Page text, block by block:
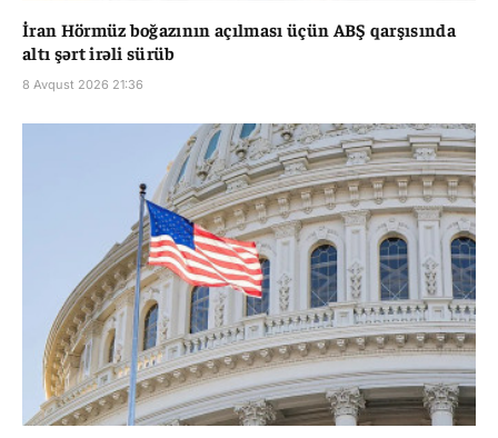
İran Hörmüz boğazının açılması üçün ABŞ qarşısında
altı şərt irəli sürüb
8 Avqust 2026 21:36